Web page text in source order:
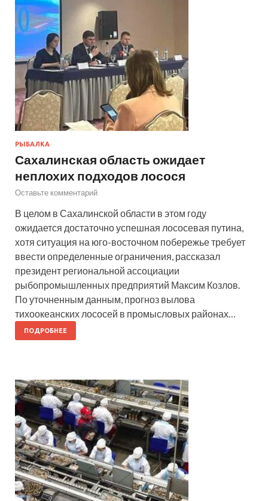
РЫБАЛКА
Сахалинская область ожидает
неплохих подходов лосося
Оставьте комментарий
В целом в Сахалинской области в этом году
ожидается достаточно успешная лососевая путина,
хотя ситуация на юго-восточном побережье требует
ввести определенные ограничения, рассказал
президент региональной ассоциации
рыбопромышленных предприятий Максим Козлов.
По уточненным данным, прогноз вылова
тихоокеанских лососей в промысловых районах…
ПОДРОБНЕЕ